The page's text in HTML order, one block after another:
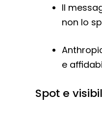
Il
non lo
e
Spot e